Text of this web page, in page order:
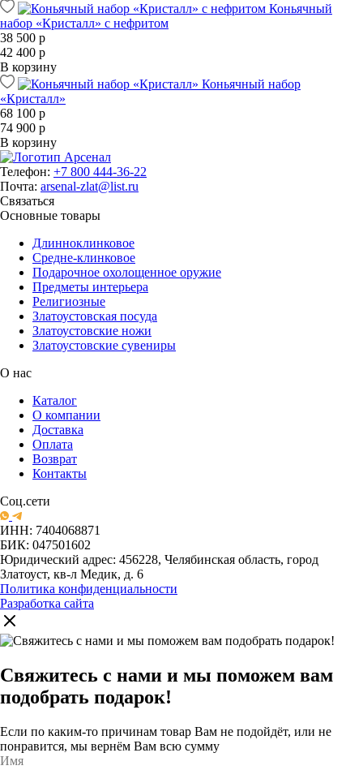
Коньячный
набор «Кристалл» с нефритом
38 500 р
42 400 р
В корзину
Коньячный набор
«Кристалл»
68 100 р
74 900 р
В корзину
Телефон: +7 800 444-36-22
Почта: arsenal-zlat@list.ru
Связаться
Основные товары
Длинноклинковое
Средне-клинковое
Подарочное охолощенное оружие
Предметы интерьера
Религиозные
Златоустовская посуда
Златоустовские ножи
Златоустовские сувениры
О нас
Каталог
О компании
Доставка
Оплата
Возврат
Контакты
Соц.сети
ИНН: 7404068871
БИК: 047501602
Юридический адрес: 456228, Челябинская область, город
Златоуст, кв-л Медик, д. 6
Политика конфиденциальности
Разработка сайта
Свяжитесь с нами и мы поможем вам
подобрать подарок!
Если по каким-то причинам товар Вам не подойдёт, или не
понравится, мы вернём Вам всю сумму